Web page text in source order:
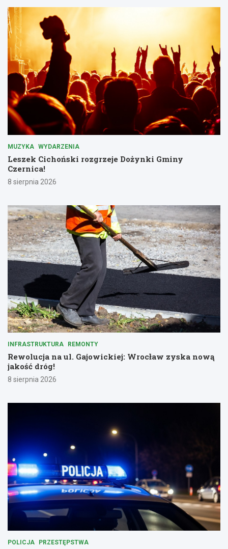
MUZYKA WYDARZENIA
Leszek Cichoński rozgrzeje Dożynki Gminy
Czernica!
8 sierpnia 2026
INFRASTRUKTURA REMONTY
Rewolucja na ul. Gajowickiej: Wrocław zyska nową
jakość dróg!
8 sierpnia 2026
POLICJA PRZESTĘPSTWA